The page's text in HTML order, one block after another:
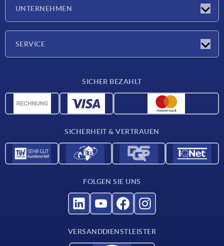
UNTERNEHMEN
SERVICE
CAD-Daten
Für Lieferanten
SICHER BEZAHLT
SICHERHEIT & VERTRAUEN
FOLGEN SIE UNS
VERSANDDIENSTLEISTER